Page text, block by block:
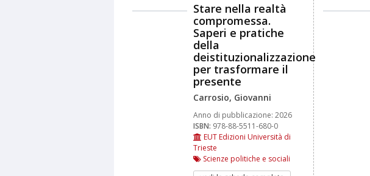
Stare nella realtà
compromessa.
Saperi e pratiche
della
deistituzionalizzazione
per trasformare il
presente
Carrosio, Giovanni
Anno di pubblicazione: 2026
ISBN: 978-88-5511-680-0
EUT Edizioni Università di
Trieste
Scienze politiche e sociali